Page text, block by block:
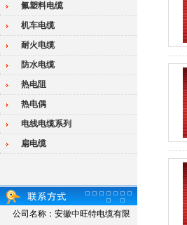
氟塑料电缆
机车电缆
耐火电缆
防水电缆
热电阻
热电偶
电线电缆系列
扁电缆
公司名称：安徽中旺特电缆有限